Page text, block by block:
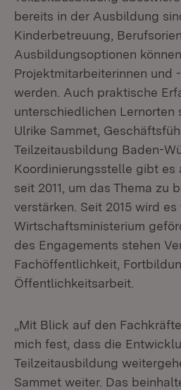
bereits in der Ausbildung
Kinderbetreuung,
Ausbildungsoptionen
Projektmitarbeiterinnen und
werden. Auch praktische
unterschiedlichen Lernorten
Ulrike Sammet,
Teilzeitausbildung Baden-
Koordinierungsstelle gibt es
seit 2011, um das Thema zu
verstärken. Seit 2015 wird es
Wirtschaftsministerium
des Engagements stehen
Fachöffentlichkeit,
Öffentlichkeitsarbeit.
„Mit Blick auf den
mich fest, dass die
Teilzeitausbildung
Sammet weiter. Das